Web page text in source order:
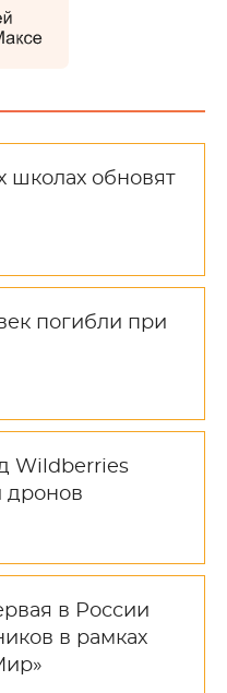
школах обновят
погибли при
Wildberries
дронов
в России
в рамках